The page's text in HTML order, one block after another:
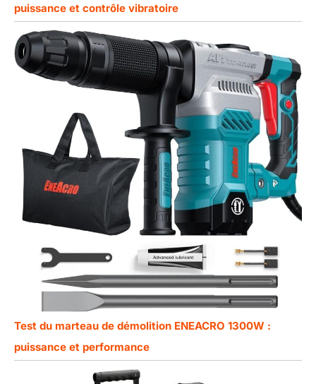
puissance et contrôle vibratoire
Test du marteau de démolition ENEACRO 1300W :
puissance et performance